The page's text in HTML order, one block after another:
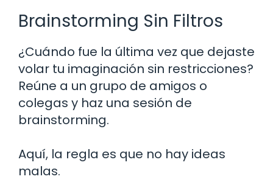
Brainstorming Sin Filtros
¿Cuándo fue la última vez que dejaste
volar tu imaginación sin restricciones?
Reúne a un grupo de amigos o
colegas y haz una sesión de
brainstorming.
Aquí, la regla es que no hay ideas
malas.